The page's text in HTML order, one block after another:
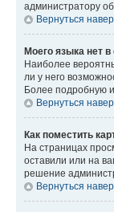
администратору
Вернуться
Моего языка нет в
Наиболее
ли у него
Более подробную
Вернуться
Как поместить
На страницах
оставили или на
решение
Вернуться